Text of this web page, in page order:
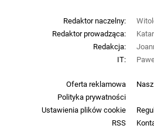
Oferta reklamowa
Polityka prywatności
Ustawienia plików cookie
RSS
Redaktor naczelny:
Redaktor prowadząca:
Redakcja:
IT: